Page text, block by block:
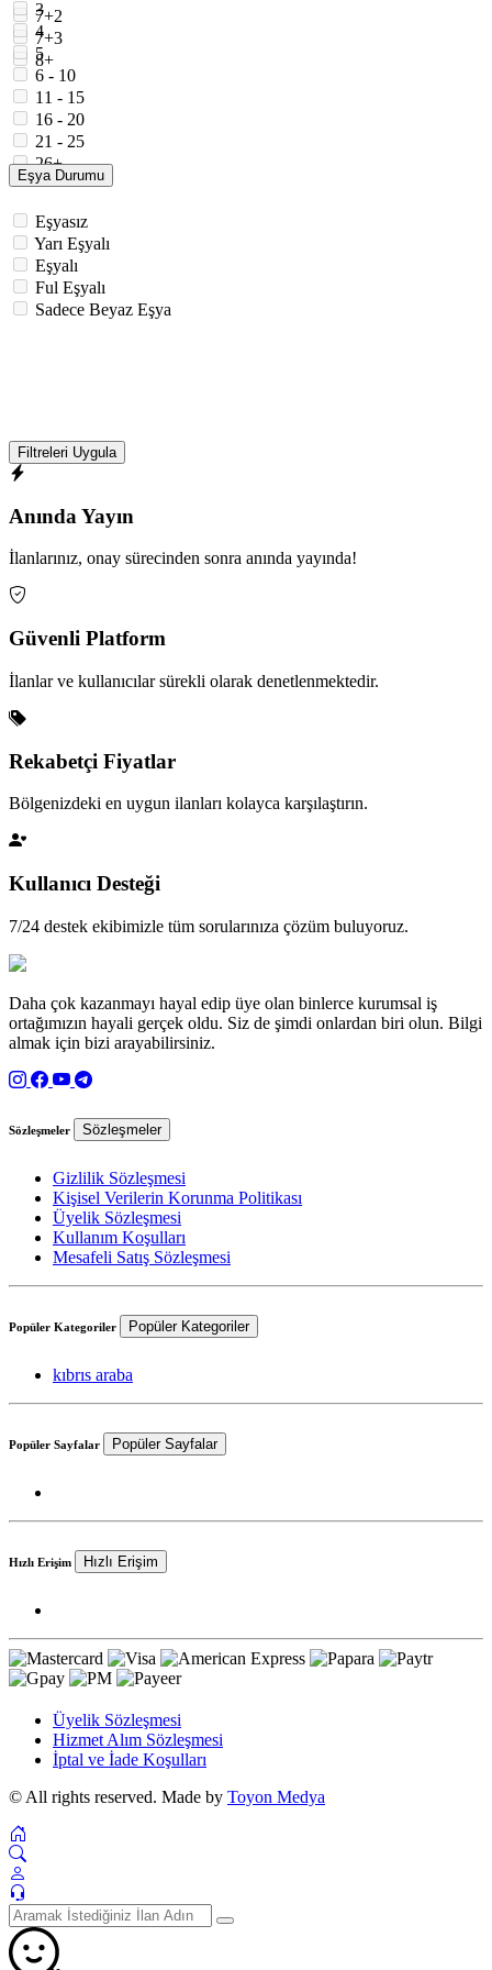
7+2
7+3
8+
3
4
5
6 - 10
11 - 15
16 - 20
21 - 25
26+
Eşya Durumu
Eşyasız
Yarı Eşyalı
Eşyalı
Ful Eşyalı
Sadece Beyaz Eşya
Filtreleri Uygula
Anında Yayın
İlanlarınız, onay sürecinden sonra anında yayında!
Güvenli Platform
İlanlar ve kullanıcılar sürekli olarak denetlenmektedir.
Rekabetçi Fiyatlar
Bölgenizdeki en uygun ilanları kolayca karşılaştırın.
Kullanıcı Desteği
7/24 destek ekibimizle tüm sorularınıza çözüm buluyoruz.
Daha çok kazanmayı hayal edip üye olan binlerce kurumsal iş
ortağımızın hayali gerçek oldu. Siz de şimdi onlardan biri olun. Bilgi
almak için bizi arayabilirsiniz.
Sözleşmeler Sözleşmeler
Gizlilik Sözleşmesi
Kişisel Verilerin Korunma Politikası
Üyelik Sözleşmesi
Kullanım Koşulları
Mesafeli Satış Sözleşmesi
Popüler Kategoriler Popüler Kategoriler
kıbrıs araba
Popüler Sayfalar Popüler Sayfalar
Hızlı Erişim Hızlı Erişim
Üyelik Sözleşmesi
Hizmet Alım Sözleşmesi
İptal ve İade Koşulları
© All rights reserved. Made by Toyon Medya